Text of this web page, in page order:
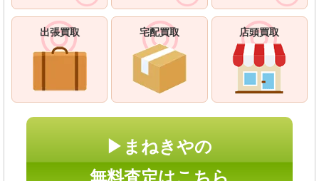
出張買取 宅配買取 店頭買取
▶まねきやの
無料査定はこちら